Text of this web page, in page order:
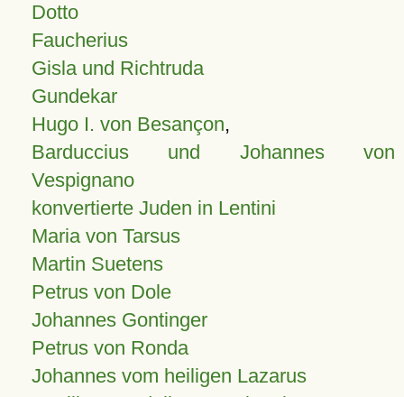
Dotto
Faucherius
Gisla und Richtruda
Gundekar
Hugo I. von Besançon,
Barduccius und Johannes von
Vespignano
konvertierte Juden in Lentini
Maria von Tarsus
Martin Suetens
Petrus von Dole
Johannes Gontinger
Petrus von Ronda
Johannes vom heiligen Lazarus